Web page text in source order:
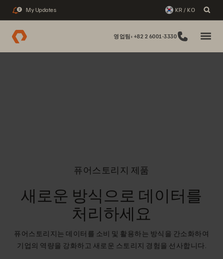
2 My Updates KR / KO
영업팀: +82 2 6001-3330
퓨어스토리지 제품
새로운 방식으로 데이터를
처리하세요
퓨어스토리지는 데이터를 소비 및 활용하는 방식을 간소화하여
기업의 역량을 강화하고 새로운 스토리지 경험을 선사합니다.